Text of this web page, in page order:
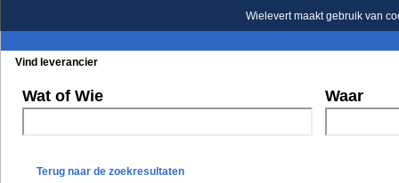
Wielevert maakt gebruik van
Vind leverancier
Wat of Wie Waar
Terug naar de zoekresultaten